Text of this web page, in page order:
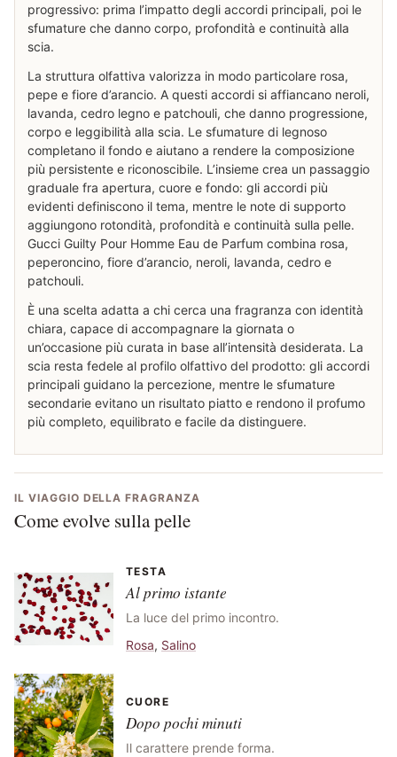
progressivo: prima l’impatto degli accordi principali, poi le
sfumature che danno corpo, profondità e continuità alla
scia.
La struttura olfattiva valorizza in modo particolare rosa,
pepe e fiore d’arancio. A questi accordi si affiancano neroli,
lavanda, cedro legno e patchouli, che danno progressione,
corpo e leggibilità alla scia. Le sfumature di legnoso
completano il fondo e aiutano a rendere la composizione
più persistente e riconoscibile. L’insieme crea un passaggio
graduale fra apertura, cuore e fondo: gli accordi più
evidenti definiscono il tema, mentre le note di supporto
aggiungono rotondità, profondità e continuità sulla pelle.
Gucci Guilty Pour Homme Eau de Parfum combina rosa,
peperoncino, fiore d’arancio, neroli, lavanda, cedro e
patchouli.
È una scelta adatta a chi cerca una fragranza con identità
chiara, capace di accompagnare la giornata o
un’occasione più curata in base all’intensità desiderata. La
scia resta fedele al profilo olfattivo del prodotto: gli accordi
principali guidano la percezione, mentre le sfumature
secondarie evitano un risultato piatto e rendono il profumo
più completo, equilibrato e facile da distinguere.
IL VIAGGIO DELLA FRAGRANZA
Come evolve sulla pelle
TESTA
Al primo istante
La luce del primo incontro.
Rosa, Salino
CUORE
Dopo pochi minuti
Il carattere prende forma.